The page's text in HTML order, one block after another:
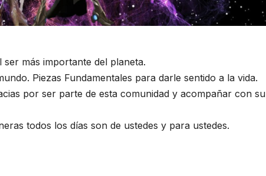
más importante del planeta.
Piezas Fundamentales para darle sentido a la vida.
por ser parte de esta comunidad y acompañar con su
todos los días son de ustedes y para ustedes.